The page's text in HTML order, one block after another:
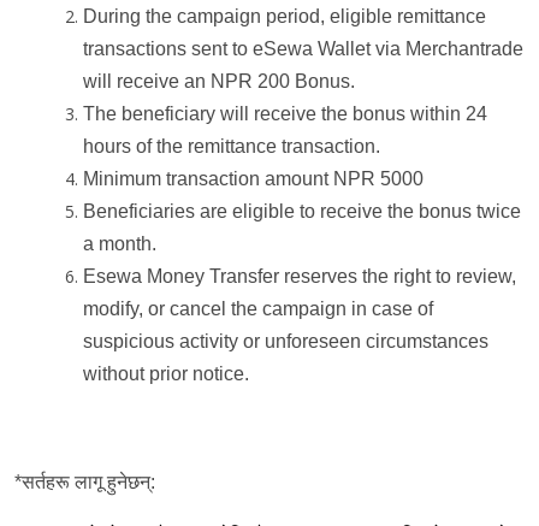
During the campaign period, eligible remittance
transactions sent to eSewa Wallet via Merchantrade
will receive an NPR 200 Bonus.
The beneficiary will receive the bonus within 24
hours of the remittance transaction.
Minimum transaction amount NPR 5000
Beneficiaries are eligible to receive the bonus twice
a month.
Esewa Money Transfer reserves the right to review,
modify, or cancel the campaign in case of
suspicious activity or unforeseen circumstances
without prior notice.
*सर्तहरू लागू हुनेछन्: